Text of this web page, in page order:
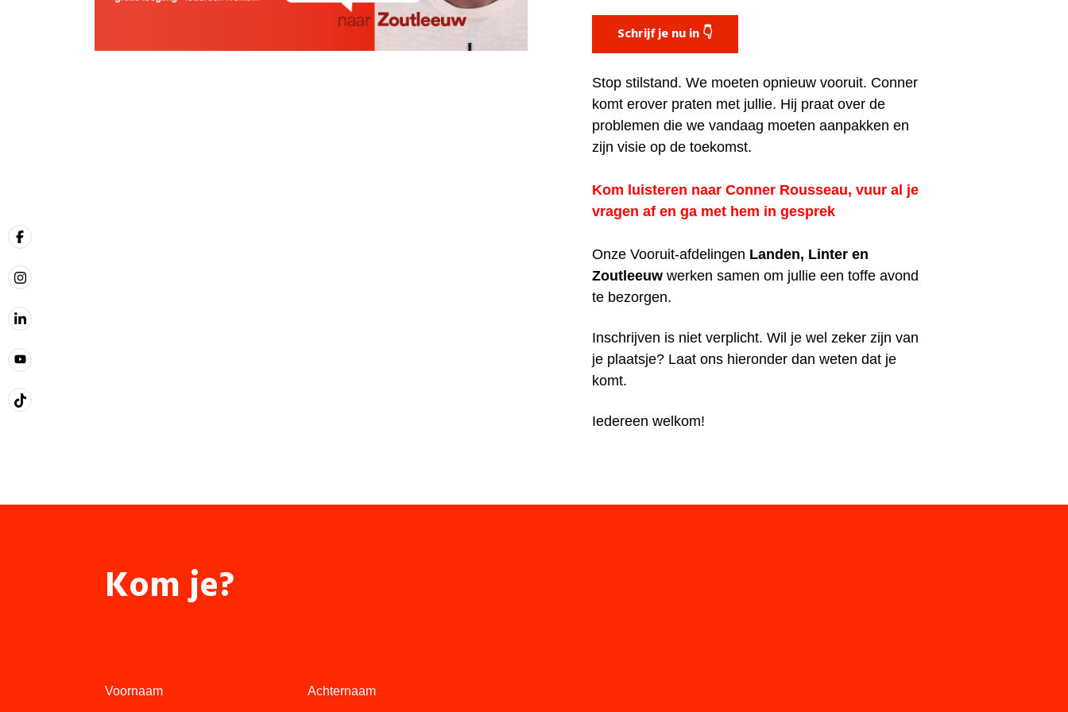
Schrijf je nu in 👇
Stop stilstand. We moeten opnieuw vooruit. Conner
komt erover praten met jullie. Hij praat over de
problemen die we vandaag moeten aanpakken en
zijn visie op de toekomst.
Kom luisteren naar Conner Rousseau, vuur al je
vragen af en ga met hem in gesprek
Onze Vooruit-afdelingen Landen, Linter en
Zoutleeuw werken samen om jullie een toffe avond
te bezorgen.
Inschrijven is niet verplicht. Wil je wel zeker zijn van
je plaatsje? Laat ons hieronder dan weten dat je
komt.
Iedereen welkom!
Kom je?
Voornaam Achternaam